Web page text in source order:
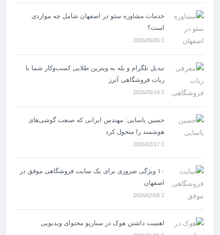
خدمات مشاوره سئو در اصفهان شامل چه مواردی
است؟
تبدیل تلگرام و بله به ویترین طلایی کسب‌وکار شما با
ربات فروشگاهی آترز
حسین یاسایی: مهندس ایرانی که صنعت گوشی‌های
هوشمند را متحول کرد
۱۰ ویژگی ضروری برای یک سایت فروشگاهی موفق در
اصفهان
اهمیت داشتن هوک در سناریو محتوای ویدیویی